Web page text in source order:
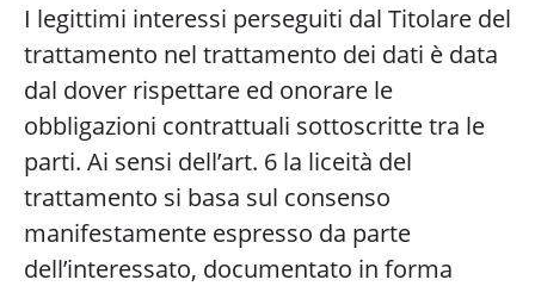
I legittimi interessi perseguiti dal Titolare del
trattamento nel trattamento dei dati è data
dal dover rispettare ed onorare le
obbligazioni contrattuali sottoscritte tra le
parti. Ai sensi dell’art. 6 la liceità del
trattamento si basa sul consenso
manifestamente espresso da parte
dell’interessato, documentato in forma